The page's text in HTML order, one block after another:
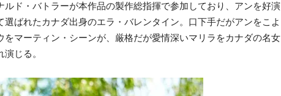
ルド・バトラーが本作品の製作総指揮で参加しており、アンを好演
ばれたカナダ出身のエラ・バレンタイン。口下手だがアンをこよ
をマーティン・シーンが、厳格だが愛情深いマリラをカナダの名女
じる。